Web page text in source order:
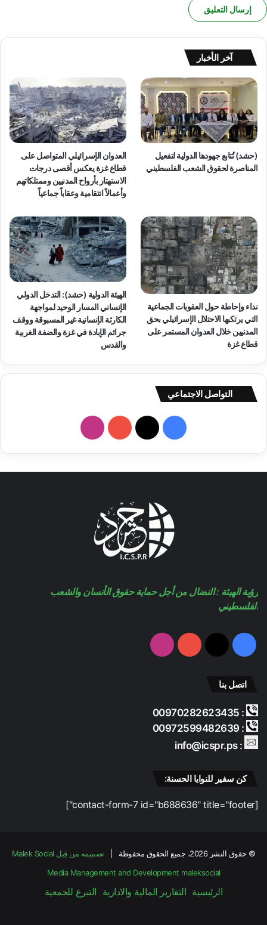
آخر الأخبار
(حشد) تُتابع جهودها الدولية لتفعيل
المناصرة لحقوق الشعب الفلسطيني
العدوان الإسرائيلي المتواصل على
قطاع غزة يعكس أقصى درجات
الاستهتار بأرواح المدنيين وممتلكاتهم
وأعمالاً انتقامية وعقاباً جماعياً
نداء وإحاطة حول العقوبات الجماعية
التي يرتكبها الاحتلال الإسرائيلي بحق
المدنيين خلال العدوان المستمر على
قطاع غزة
الهيئة الدولية (حشد): التدخل الدولي
الإنساني المسار الوحيد لمواجهة
الكارثة الإنسانية غير المسبوقة ووقف
جرائم الإبادة في غزة والضفة الغربية
والقدس
التواصل الاجتماعي
فيسبوك ‫X
‫YouTubeانستقرام
رؤية الهيئة : النضال من أجل حماية حقوق الأنسان والشعب
الفلسطيني
فيسبوك ‫X
‫YouTubeانستقرام
اتصل بنا
: 00970282623435
: 00972599482639
: info@icspr.ps
كن سفير للنوايا الحسنة:
[contact-form-7 id="b688636" title="footer"]
© حقوق النشر 2026، جميع الحقوق محفوظة |
تصميمه من قِبل Malek Social
Media Management and Development maleksocial
الرئيسية التقارير المالية والادارية التبرع للجمعية